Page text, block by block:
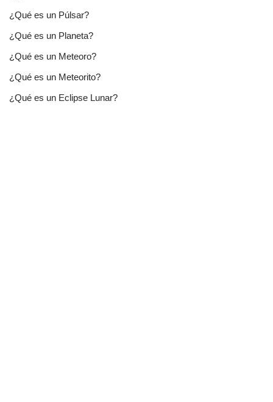
¿Qué es un Púlsar?
¿Qué es un Planeta?
¿Qué es un Meteoro?
¿Qué es un Meteorito?
¿Qué es un Eclipse Lunar?